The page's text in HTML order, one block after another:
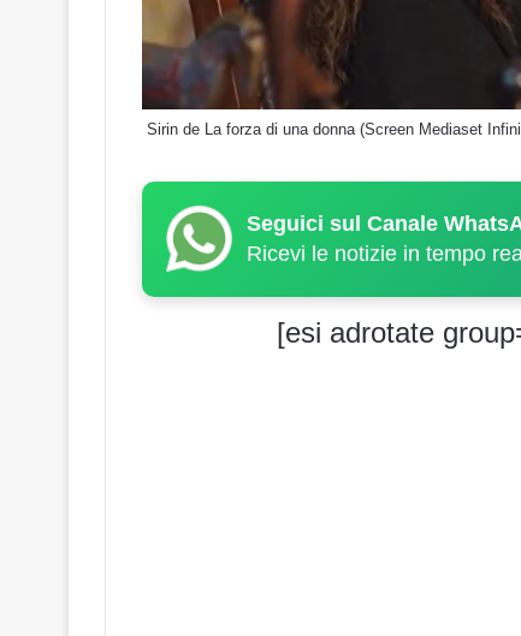
Sirin de La forza di una donna (Screen Mediaset
Seguici sul Canale
Ricevi le notizie in tempo
[esi adrotate